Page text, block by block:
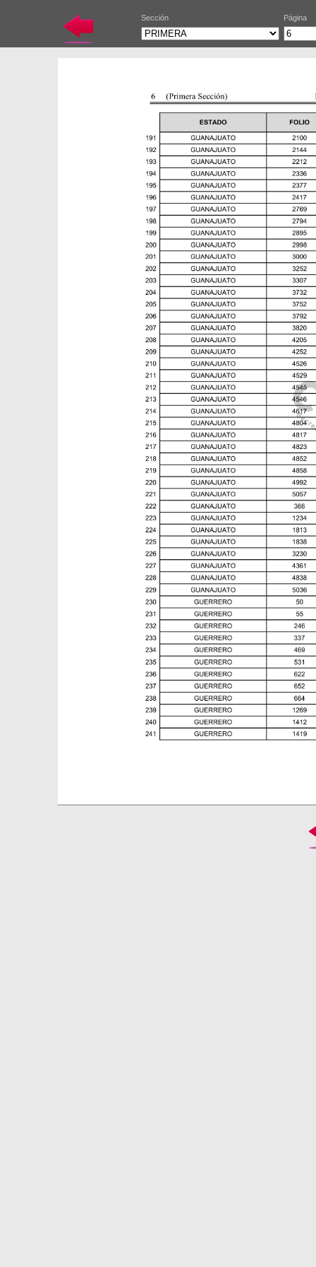
Sección Página